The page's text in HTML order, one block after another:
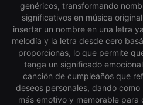
genéricos, transformando
significativos en música
insertar un nombre en una letra
melodía y la letra desde cero
proporcionas, lo que permite
tenga un significado
canción de cumpleaños que
deseos personales, dando
más emotivo y memorable para